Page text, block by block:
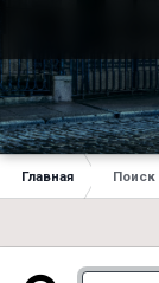
Главная Поиск